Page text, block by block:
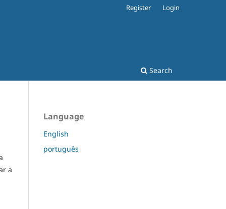
Search
Register Login
a
Language
English
português